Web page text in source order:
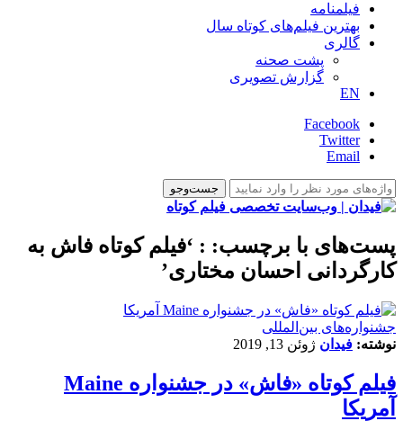
فیلمنامه
بهترین فیلم‌های کوتاه سال
گالری
پشت صحنه
گزارش تصویری
EN
Facebook
Twitter
Email
پست‌های با برچسب: : ‘فیلم کوتاه فاش به
کارگردانی احسان مختاری’
‌‌جشنواره‌های بین‌المللی
نوشته: فیدان ژوئن 13, 2019
فیلم کوتاه «فاش» در جشنواره Maine
آمریکا